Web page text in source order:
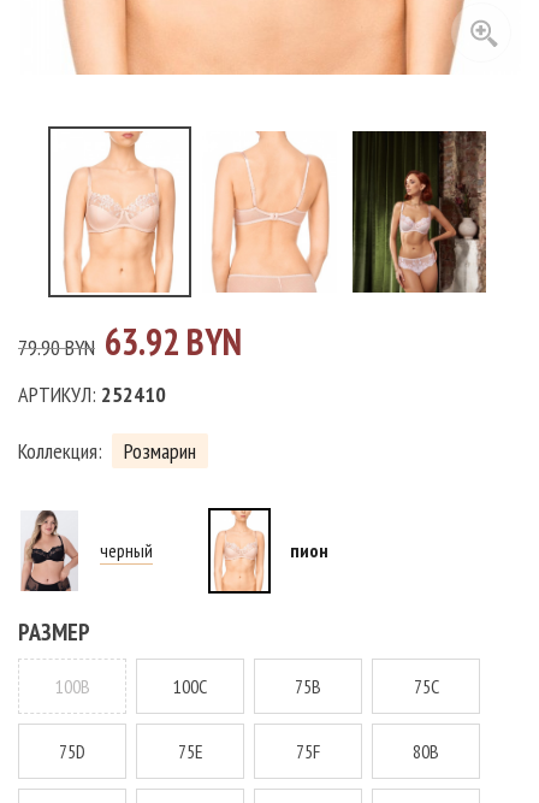
79.90 BYN 63.92 BYN
АРТИКУЛ: 252410
Коллекция: Розмарин
черный пион
РАЗМЕР
100B 100C 75B 75C
75D 75E 75F 80B